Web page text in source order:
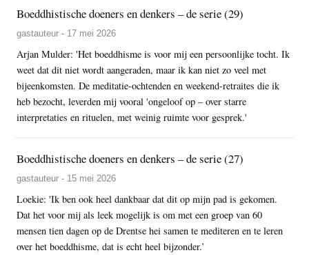
Boeddhistische doeners en denkers – de serie (29)
gastauteur - 17 mei 2026
Arjan Mulder: 'Het boeddhisme is voor mij een persoonlijke tocht. Ik
weet dat dit niet wordt aangeraden, maar ik kan niet zo veel met
bijeenkomsten. De meditatie-ochtenden en weekend-retraites die ik
heb bezocht, leverden mij vooral 'ongeloof op – over starre
interpretaties en rituelen, met weinig ruimte voor gesprek.'
Boeddhistische doeners en denkers – de serie (27)
gastauteur - 15 mei 2026
Loekie: 'Ik ben ook heel dankbaar dat dit op mijn pad is gekomen.
Dat het voor mij als leek mogelijk is om met een groep van 60
mensen tien dagen op de Drentse hei samen te mediteren en te leren
over het boeddhisme, dat is echt heel bijzonder.’